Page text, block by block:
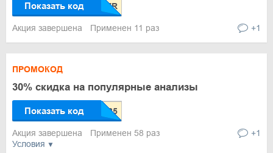
Показать код
Акция завершена Применен 11 раз +1
Условия
ПРОМОКОД
30% скидка на популярные анализы
Показать код
Акция завершена Применен 58 раз +1